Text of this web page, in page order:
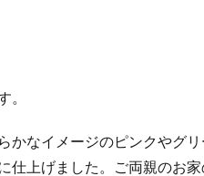
。
かなイメージのピンクやグリ
仕上げました。ご両親のお